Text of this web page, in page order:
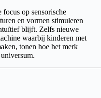
op sensorische
en vormen stimuleren
blijft. Zelfs nieuwe
waarbij kinderen met
tonen hoe het merk